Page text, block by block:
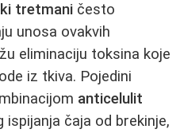
tretmani često
unosa ovakvih
eliminaciju toksina koje
iz tkiva. Pojedini
anticelulit
ispijanja čaja od brekinje,